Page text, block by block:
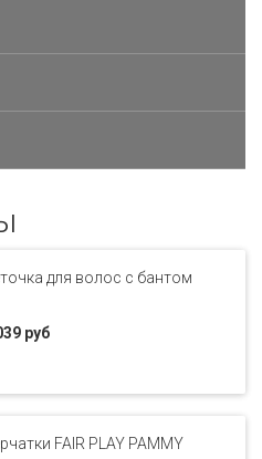
для волос с бантом
руб
FAIR PLAY PAMMY